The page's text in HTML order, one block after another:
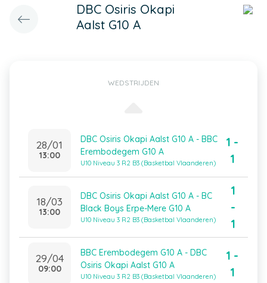
DBC Osiris Okapi
Aalst G10 A
WEDSTRIJDEN
28/01
13:00
DBC Osiris Okapi Aalst G10 A - BBC
Erembodegem G10 A
U10 Niveau 3 R2 B3 (Basketbal Vlaanderen)
1 -
1
18/03
13:00
DBC Osiris Okapi Aalst G10 A - BC
Black Boys Erpe-Mere G10 A
U10 Niveau 3 R2 B3 (Basketbal Vlaanderen)
1
-
1
29/04
09:00
BBC Erembodegem G10 A - DBC
Osiris Okapi Aalst G10 A
U10 Niveau 3 R2 B3 (Basketbal Vlaanderen)
1 -
1